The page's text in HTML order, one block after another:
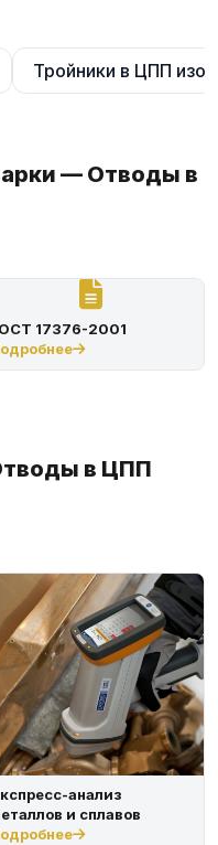
Тройники в ЦПП
— Отводы в
17376-2001
в ЦПП
анализ
и сплавов